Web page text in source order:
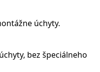
úchyty.
bez špeciálneho